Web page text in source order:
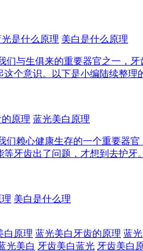
是什么原理 美白是什么原理
们与生俱来的重要器官之一，
个意识。以下是小编陆续整
原理 蓝光美白原理
们赖心健康生存的一个重要器
牙齿出了问题，才想到去护
美白是什么理
白原理 蓝光美白牙齿的原理 蓝
光美白 牙齿美白蓝光 牙齿美白